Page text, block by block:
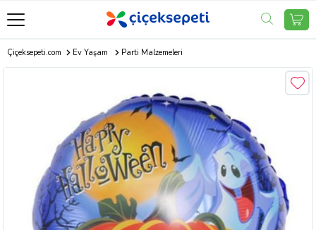
Çiçeksepeti.com Ev Yaşam Parti Malzemeleri